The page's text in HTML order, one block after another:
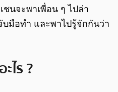
นจะพาเพื่อน ๆ ไปล่า
บมือทำ และพาไปรู้จักกันว่า
ไร ?